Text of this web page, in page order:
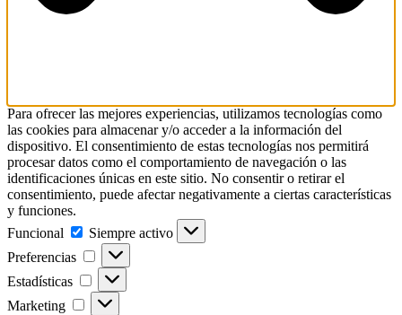
Para ofrecer las mejores experiencias, utilizamos tecnologías como
las cookies para almacenar y/o acceder a la información del
dispositivo. El consentimiento de estas tecnologías nos permitirá
procesar datos como el comportamiento de navegación o las
identificaciones únicas en este sitio. No consentir o retirar el
consentimiento, puede afectar negativamente a ciertas características
y funciones.
Funcional
Funcional
Siempre activo
Preferencias
Preferencias
Estadísticas Estadísticas
Marketing Marketing